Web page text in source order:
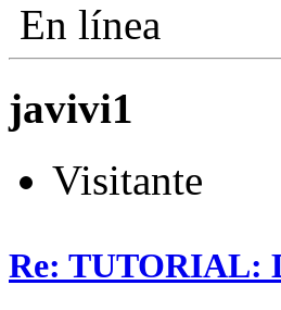
En línea
javivi1
Visitante
Re: TUTORIAL: